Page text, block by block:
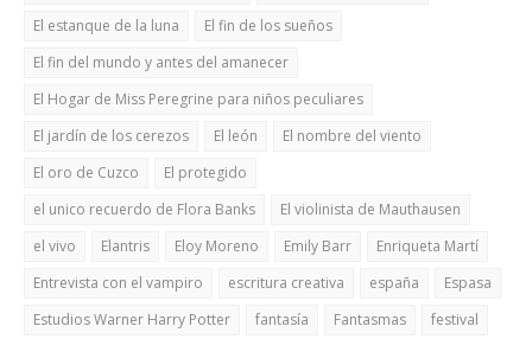
El estanque de la luna
El fin de los sueños
El fin del mundo y antes del amanecer
El Hogar de Miss Peregrine para niños peculiares
El jardín de los cerezos
El león
El nombre del viento
El oro de Cuzco
El protegido
el unico recuerdo de Flora Banks
El violinista de Mauthausen
el vivo
Elantris Eloy Moreno Emily Barr
Enriqueta Martí
Entrevista con el vampiro
escritura creativa españa
Espasa
Estudios Warner Harry Potter
fantasía Fantasmas
festival